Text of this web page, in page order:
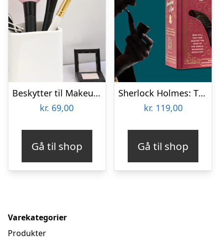
Beskytter til Makeupbørster 3-pak
kr. 69,00
Gå til shop
Sherlock Holmes: The Case of the Smoking Pipe
kr. 119,00
Gå til shop
Varekategorier
Produkter